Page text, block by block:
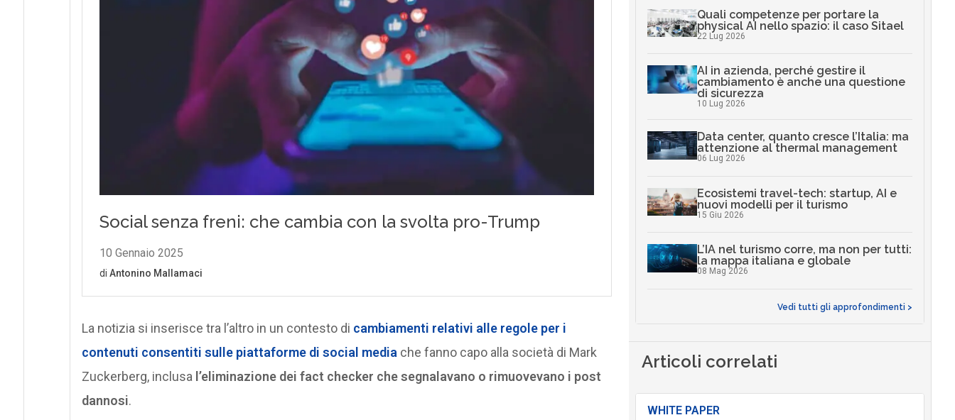
La notizia si inserisce tra l’altro in un contesto di cambiamenti relativi alle regole per i
contenuti consentiti sulle piattaforme di social media che fanno capo alla società di Mark
Zuckerberg, inclusa l’eliminazione dei fact checker che segnalavano o rimuovevano i post
dannosi.
Quali competenze per portare la
physical AI nello spazio: il caso Sitael
22 Lug 2026
AI in azienda, perché gestire il
cambiamento è anche una questione
di sicurezza
10 Lug 2026
Data center, quanto cresce l’Italia: ma
attenzione al thermal management
06 Lug 2026
Ecosistemi travel-tech: startup, AI e
nuovi modelli per il turismo
15 Giu 2026
L’IA nel turismo corre, ma non per tutti:
la mappa italiana e globale
08 Mag 2026
Vedi tutti gli approfondimenti >
Articoli correlati
WHITE PAPER